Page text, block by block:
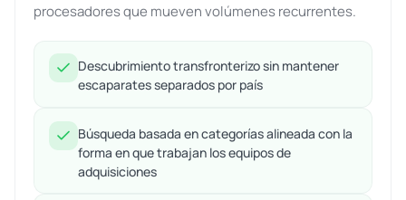
procesadores que mueven volúmenes recurrentes.
Descubrimiento transfronterizo sin mantener
escaparates separados por país
Búsqueda basada en categorías alineada con la
forma en que trabajan los equipos de
adquisiciones